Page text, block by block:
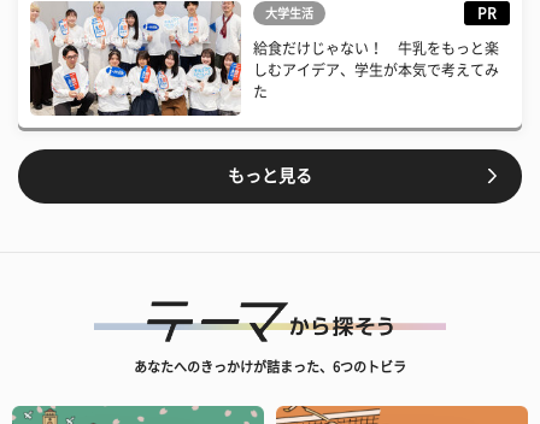
大学生活 PR
給食だけじゃない！ 牛乳をもっと楽
しむアイデア、学生が本気で考えてみ
た
もっと見る
あなたへのきっかけが詰まった、6つのトビラ